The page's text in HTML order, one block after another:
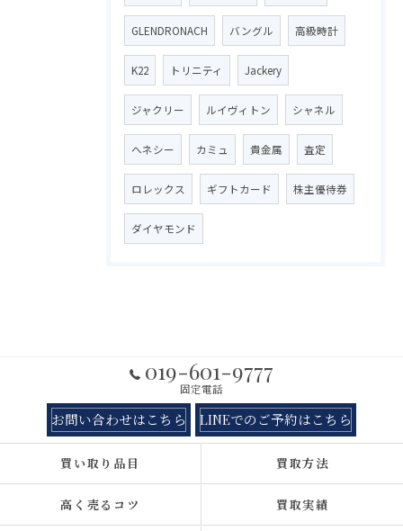
GLENDRONACH バングル 高級時計
K22 トリニティ Jackery
ジャクリー ルイヴィトン シャネル
ヘネシー カミュ 貴金属 査定
ロレックス ギフトカード 株主優待券
ダイヤモンド
019-601-9777
固定電話
お問い合わせはこちら LINEでのご予約はこちら
買い取り品目 買取方法
高く売るコツ 買取実績